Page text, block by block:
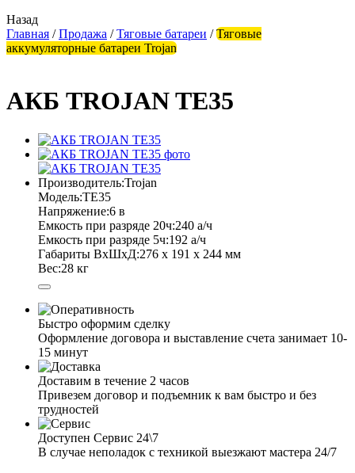
Назад
Главная / Продажа / Тяговые батареи / Тяговые
аккумуляторные батареи Trojan
АКБ TROJAN TE35
Производитель:Trojan
Модель:TE35
Напряжение:6 в
Емкость при разряде 20ч:240 а/ч
Емкость при разряде 5ч:192 а/ч
Габариты ВхШхД:276 х 191 х 244 мм
Вес:28 кг
Быстро оформим сделку
Оформление договора и выставление счета занимает 10-
15 минут
Доставим в течение 2 часов
Привезем договор и подъемник к вам быстро и без
трудностей
Доступен Сервис 24\7
В случае неполадок с техникой выезжают мастера 24/7